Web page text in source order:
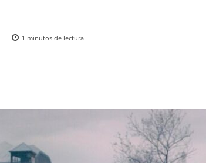
1 minutos de lectura